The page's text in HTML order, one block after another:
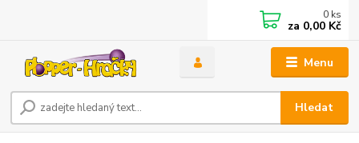
Menu
Hledat
0 ks
za 0,00 Kč